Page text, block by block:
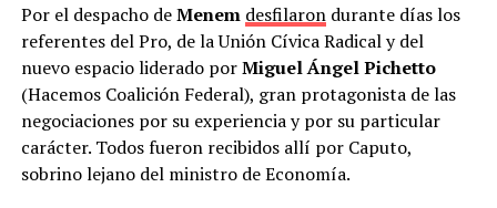
Por el despacho deMenem desfilarondurante días los
referentes del Pro, de la Unión Cívica Radical y del
nuevo espacio liderado porMiguel Ángel Pichetto
(Hacemos Coalición Federal), gran protagonista de las
negociaciones por su experiencia y por su particular
carácter. Todos fueron recibidos allí por Caputo,
sobrino lejano del ministro de Economía.